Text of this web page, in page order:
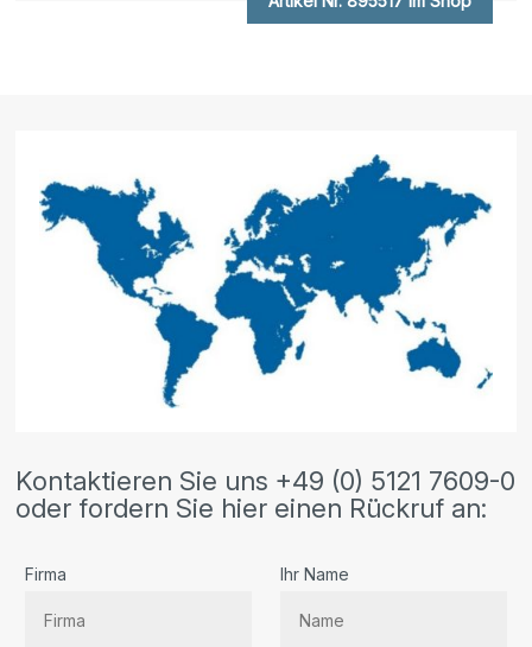
Kontaktieren Sie uns +49 (0) 5121 7609-0
oder fordern Sie hier einen Rückruf an:
Firma Ihr Name